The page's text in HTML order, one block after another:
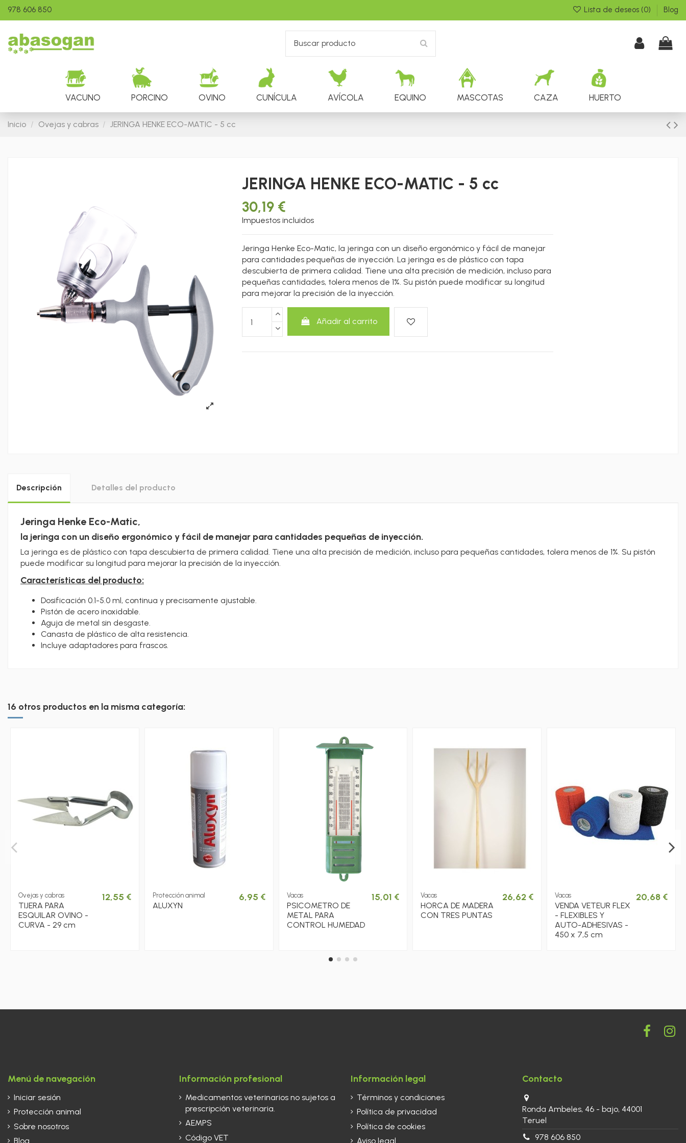
978 606 850 Lista de deseos (0) Blog
VACUNO PORCINO OVINO CUNÍCULA AVÍCOLA EQUINO MASCOTAS CAZA HUERTO
Inicio Ovejas y cabras JERINGA HENKE ECO-MATIC - 5 cc
JERINGA HENKE ECO-MATIC - 5 cc
30,19 €
Impuestos incluidos
Jeringa Henke Eco-Matic, la jeringa con un diseño ergonómico y fácil de manejar
para cantidades pequeñas de inyección. La jeringa es de plástico con tapa
descubierta de primera calidad. Tiene una alta precisión de medición, incluso para
pequeñas cantidades, tolera menos de 1%. Su pistón puede modificar su longitud
para mejorar la precisión de la inyección.
Añadir al carrito
Descripción Detalles del producto
Jeringa Henke Eco-Matic,
la jeringa con un diseño ergonómico y fácil de manejar para cantidades pequeñas de inyección.
La jeringa es de plástico con tapa descubierta de primera calidad. Tiene una alta precisión de medición, incluso para pequeñas cantidades, tolera menos de 1%. Su pistón
puede modificar su longitud para mejorar la precisión de la inyección.
Características del producto:
Dosificación 0.1-5.0 ml, continua y precisamente ajustable.
Pistón de acero inoxidable.
Aguja de metal sin desgaste.
Canasta de plástico de alta resistencia.
Incluye adaptadores para frascos.
16 otros productos en la misma categoría:
Ovejas y cabras
TIJERA PARA
ESQUILAR OVINO -
CURVA - 29 cm
12,55 € Protección animal
ALUXYN
6,95 € Vacas
PSICOMETRO DE
METAL PARA
CONTROL HUMEDAD
15,01 € Vacas
HORCA DE MADERA
CON TRES PUNTAS
26,62 € Vacas
VENDA VETEUR FLEX
- FLEXIBLES Y
AUTO-ADHESIVAS -
450 x 7,5 cm
20,68 €
Menú de navegación
Iniciar sesión
Protección animal
Sobre nosotros
Blog
Información profesional
Medicamentos veterinarios no sujetos a
prescripción veterinaria.
AEMPS
Código VET
Información legal
Términos y condiciones
Política de privacidad
Política de cookies
Aviso legal
Contacto
Ronda Ambeles, 46 - bajo, 44001
Teruel
978 606 850